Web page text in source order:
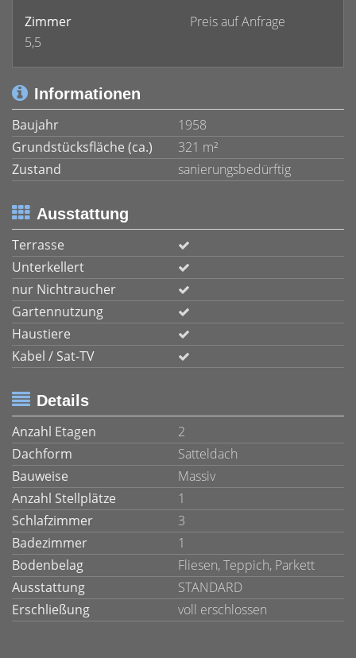
Zimmer
5,5
Preis auf Anfrage
Informationen
Baujahr
1958
Grundstücksfläche (ca.)
321 m²
Zustand
sanierungsbedürftig
Ausstattung
Terrasse
Unterkellert
nur Nichtraucher
Gartennutzung
Haustiere
Kabel / Sat-TV
Details
Anzahl Etagen
2
Dachform
Satteldach
Bauweise
Massiv
Anzahl Stellplätze
1
Schlafzimmer
3
Badezimmer
1
Bodenbelag
Fliesen, Teppich, Parkett
Ausstattung
STANDARD
Erschließung
voll erschlossen